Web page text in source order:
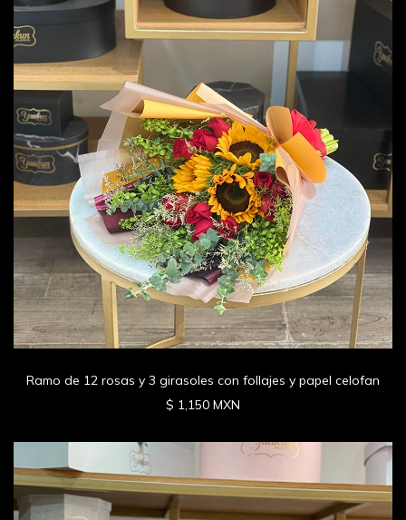
Ramo de 12 rosas y 3 girasoles con follajes y papel celofan
$ 1,150 MXN